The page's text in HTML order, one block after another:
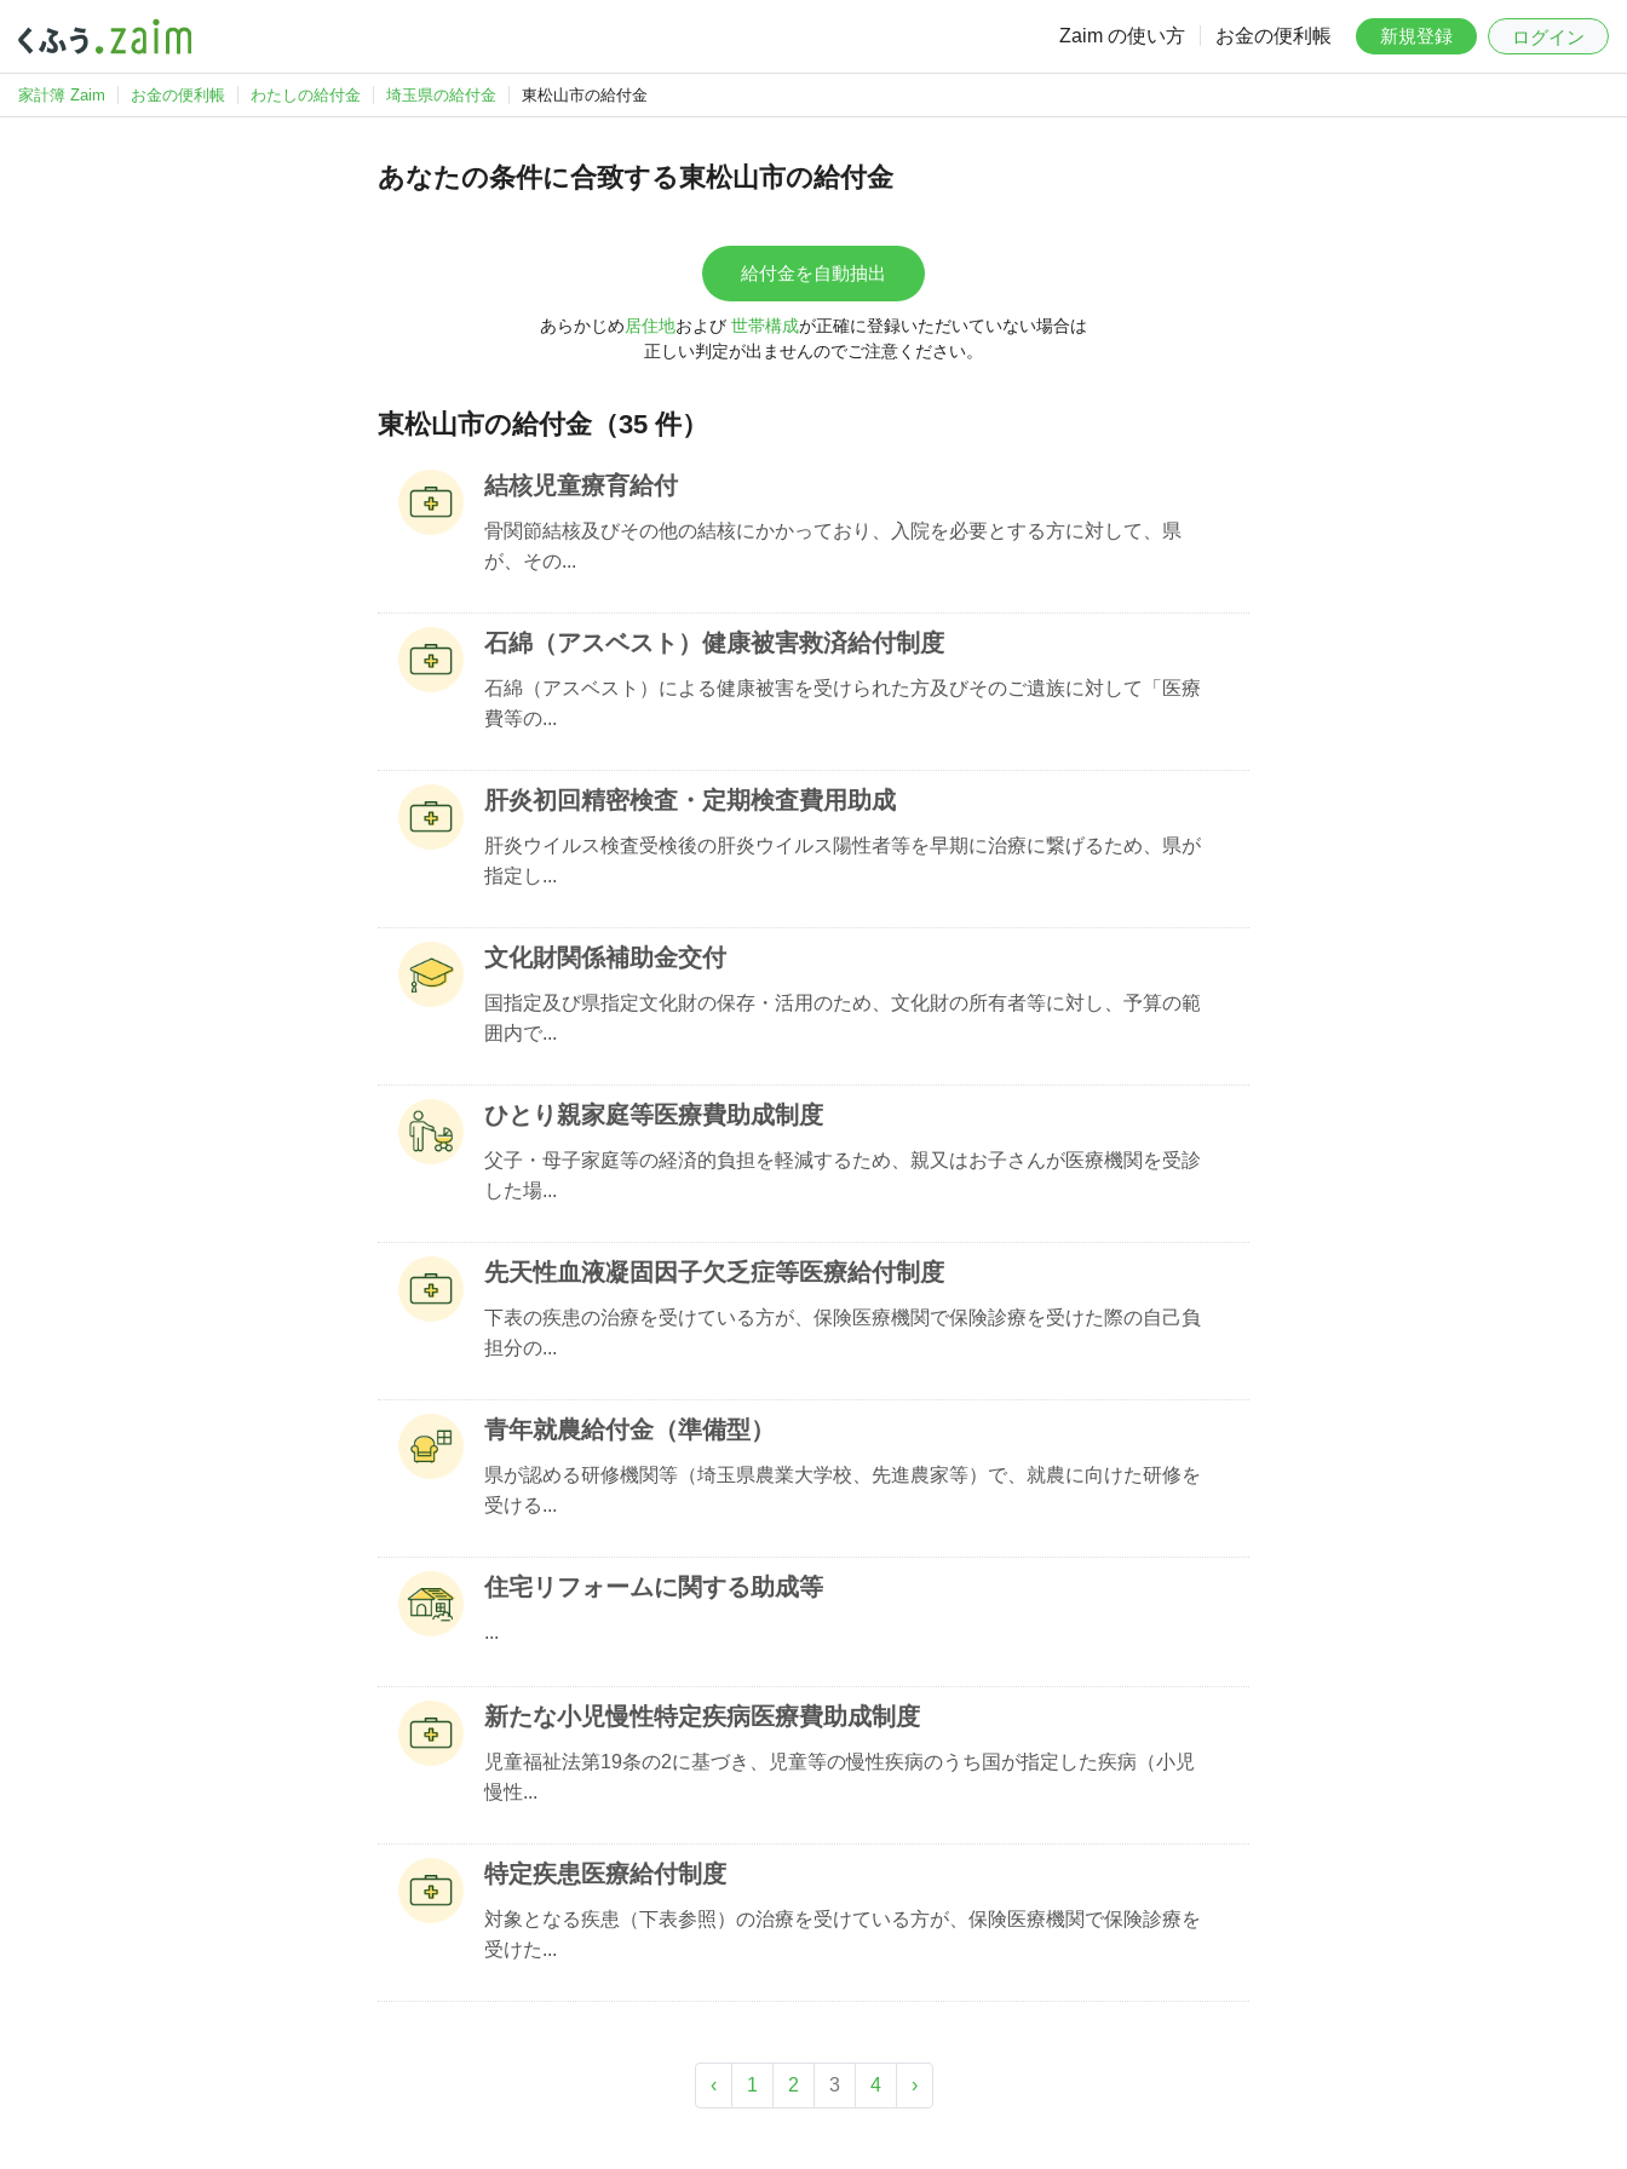
Zaim の使い方 お金の便利帳 新規登録 ログイン
家計簿 Zaim お金の便利帳 わたしの給付金 埼玉県の給付金 東松山市の給付金
あなたの条件に合致する東松山市の給付金
給付金を自動抽出
あらかじめ居住地および 世帯構成が正確に登録いただいていない場合は
正しい判定が出ませんのでご注意ください。
東松山市の給付金（35 件）
結核児童療育給付
骨関節結核及びその他の結核にかかっており、入院を必要とする方に対して、県
が、その...
石綿（アスベスト）健康被害救済給付制度
石綿（アスベスト）による健康被害を受けられた方及びそのご遺族に対して「医療
費等の...
肝炎初回精密検査・定期検査費用助成
肝炎ウイルス検査受検後の肝炎ウイルス陽性者等を早期に治療に繋げるため、県が
指定し...
文化財関係補助金交付
国指定及び県指定文化財の保存・活用のため、文化財の所有者等に対し、予算の範
囲内で...
ひとり親家庭等医療費助成制度
父子・母子家庭等の経済的負担を軽減するため、親又はお子さんが医療機関を受診
した場...
先天性血液凝固因子欠乏症等医療給付制度
下表の疾患の治療を受けている方が、保険医療機関で保険診療を受けた際の自己負
担分の...
青年就農給付金（準備型）
県が認める研修機関等（埼玉県農業大学校、先進農家等）で、就農に向けた研修を
受ける...
住宅リフォームに関する助成等
...
新たな小児慢性特定疾病医療費助成制度
児童福祉法第19条の2に基づき、児童等の慢性疾病のうち国が指定した疾病（小児
慢性...
特定疾患医療給付制度
対象となる疾患（下表参照）の治療を受けている方が、保険医療機関で保険診療を
受けた...
‹ 1 2 3 4 ›